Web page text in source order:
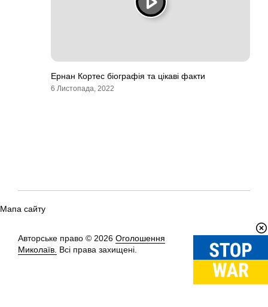
Ернан Кортес біографія та цікаві факти
6 Листопада, 2022
Мапа сайту
Авторське право © 2026 Оголошення
Миколаїв. Всі права захищені.
Вгору↑